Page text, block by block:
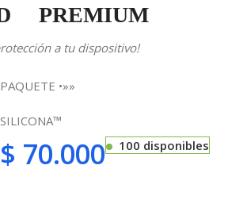
PREMIUM
a tu dispositivo!
•»»
$ 70.000 100 disponibles